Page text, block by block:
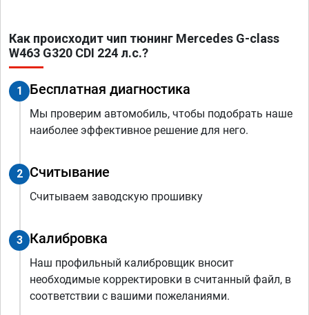
Как происходит чип тюнинг Mercedes G-class
W463 G320 CDI 224 л.с.?
1 Бесплатная диагностика
Мы проверим автомобиль, чтобы подобрать наше
наиболее эффективное решение для него.
2 Считывание
Считываем заводскую прошивку
3 Калибровка
Наш профильный калибровщик вносит
необходимые корректировки в считанный файл, в
соответствии с вашими пожеланиями.